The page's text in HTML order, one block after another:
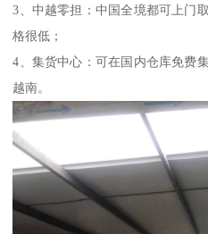
3、中越零担：中国全境都可上门
格很低；
4、集货中心：可在国内仓库免费
越南。